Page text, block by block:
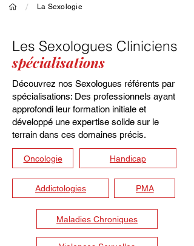
/ La Sexologie
Les Sexologues Cliniciens
spécialisations
Découvrez nos Sexologues référents par
spécialisations: Des professionnels ayant
approfondi leur formation initiale et
développé une expertise solide sur le
terrain dans ces domaines précis.
Oncologie Handicap
Addictologies PMA
Maladies Chroniques